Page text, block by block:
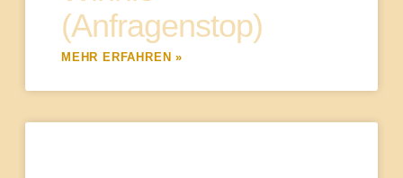
(Anfragenstop)
MEHR ERFAHREN »